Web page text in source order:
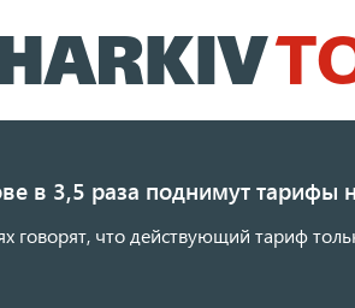
к
в 3,5 раза поднимут тарифы
говорят, что действующий тариф